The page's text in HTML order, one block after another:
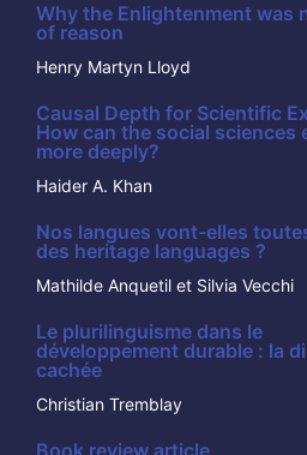
Why the Enlightenment was
of reason
Henry Martyn Lloyd
Causal Depth for Scientific
How can the social sciences
more deeply?
Haider A. Khan
Nos langues vont-elles
des heritage languages ?
Mathilde Anquetil et Silvia Vecchi
Le plurilinguisme dans le
développement durable : la
cachée
Christian Tremblay